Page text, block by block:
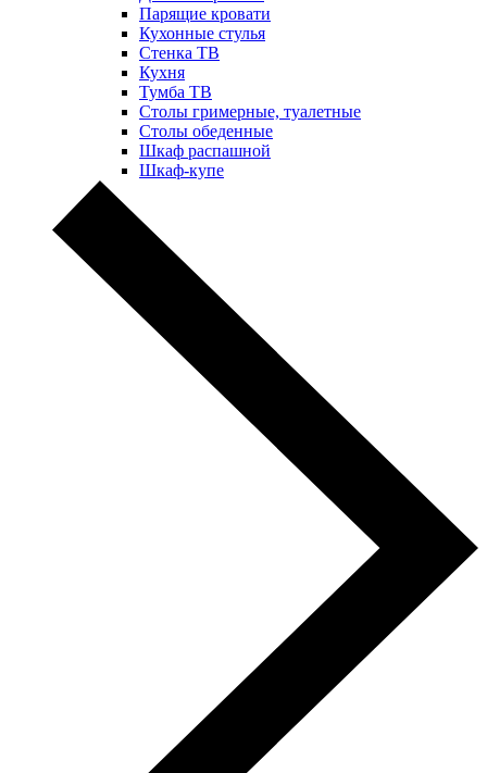
Парящие кровати
Кухонные стулья
Стенка ТВ
Кухня
Тумба ТВ
Столы гримерные, туалетные
Столы обеденные
Шкаф распашной
Шкаф-купе